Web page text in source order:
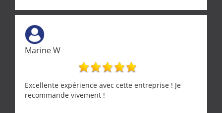
Marine W
Excellente expérience avec cette entreprise ! Je
recommande vivement !